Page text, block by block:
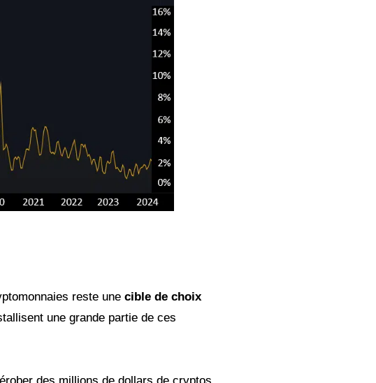
reste une cible de choix
une grande partie de ces